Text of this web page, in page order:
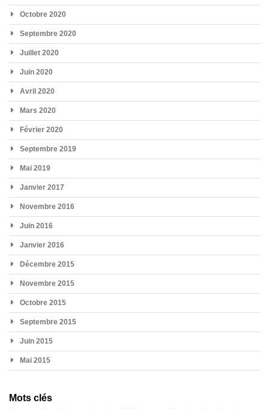
Octobre 2020
Septembre 2020
Juillet 2020
Juin 2020
Avril 2020
Mars 2020
Février 2020
Septembre 2019
Mai 2019
Janvier 2017
Novembre 2016
Juin 2016
Janvier 2016
Décembre 2015
Novembre 2015
Octobre 2015
Septembre 2015
Juin 2015
Mai 2015
Mots clés